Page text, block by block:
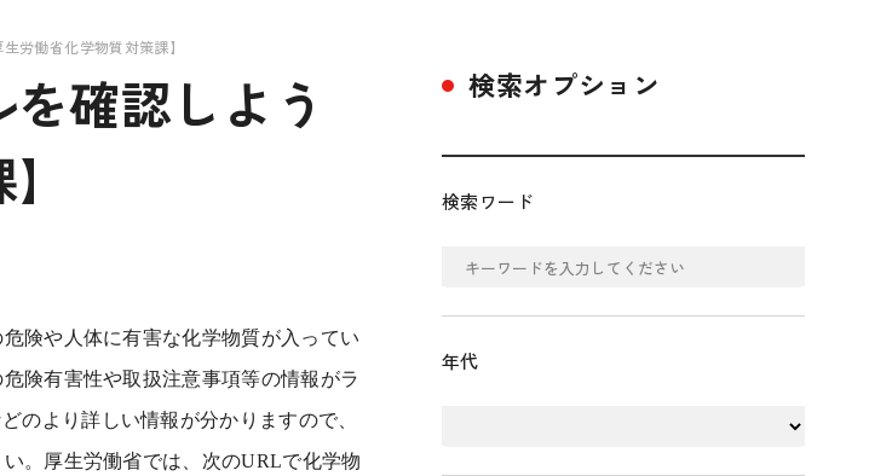
労働省化学物質対策課】
確認しよう
険や人体に有害な化学物質が入ってい
険有害性や取扱注意事項等の情報がラ
のより詳しい情報が分かりますので、
。厚生労働省では、次のURLで化学物
検索オプション
検索ワード
年代